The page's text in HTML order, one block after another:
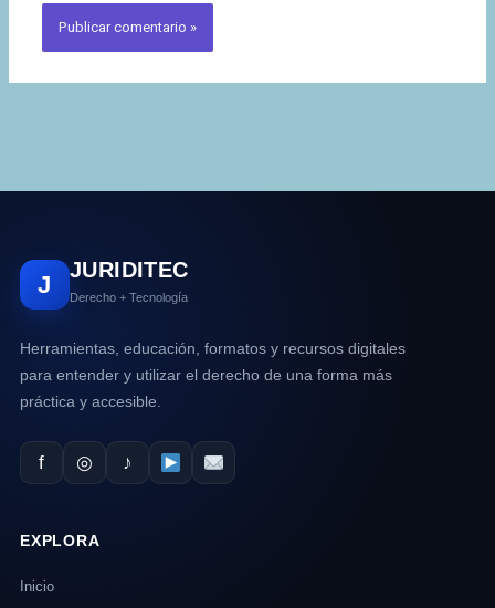
J
JURIDITEC
Derecho + Tecnología
Herramientas, educación, formatos y recursos digitales
para entender y utilizar el derecho de una forma más
práctica y accesible.
f ◎ ♪
EXPLORA
Inicio